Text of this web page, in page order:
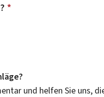
*
und helfen Sie uns,